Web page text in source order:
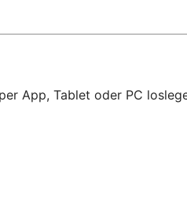
App, Tablet oder PC